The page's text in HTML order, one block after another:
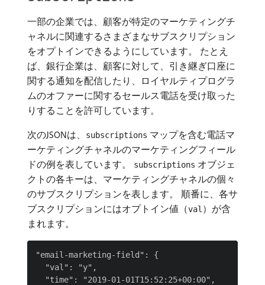
一部の企業では、顧客が特定のマーケティングチ
ャネルに関連するさまざまなサブスクリプション
をオプトインできるようにしています。 たとえ
ば、銀行企業は、顧客に対して、引き継ぎ口座に
関する通知を配信したり、ロイヤルティプログラ
ムのオファーに関するセールス電話を受け取った
りすることを許可しています。
次のJSONは、 subscriptions マップを含む電話マ
ーケティングチャネルのマーケティングフィール
ドの例を表しています。
subscriptions オブジェ
クトの各キーは、マーケティングチャネルの個々
のサブスクリプションを表します。 順番に、各サ
ブスクリプションにはオプトイン値（val ）が含
まれます。
"email-marketing-field": {
  "val": "y",
  "time": "2019-01-01T15:52:25+00:00",